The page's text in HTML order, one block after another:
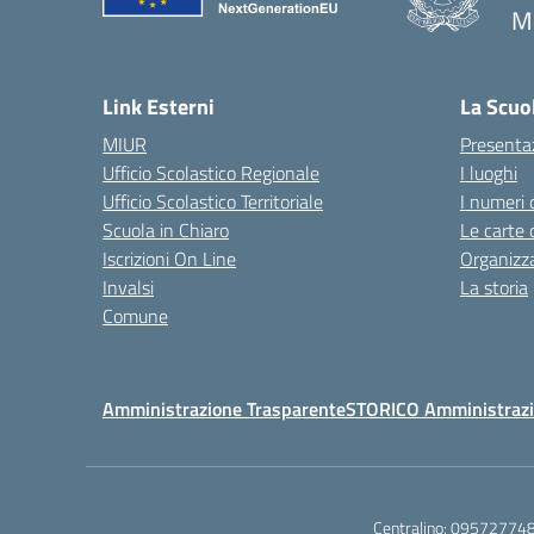
Link Esterni
MIUR
Ufficio Scolastico Regionale
Ufficio Scolastico Territoriale
Scuola in Chiaro
Iscrizioni On Line
Invalsi
Comune
La
I luoghi
I numeri
Le carte
La storia
Amministrazione TrasparenteSTORICO
Centralino: